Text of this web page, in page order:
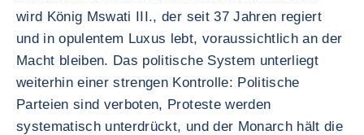
wird König Mswati III., der seit 37 Jahren regiert
und in opulentem Luxus lebt, voraussichtlich an der
Macht bleiben. Das politische System unterliegt
weiterhin einer strengen Kontrolle: Politische
Parteien sind verboten, Proteste werden
systematisch unterdrückt, und der Monarch hält die